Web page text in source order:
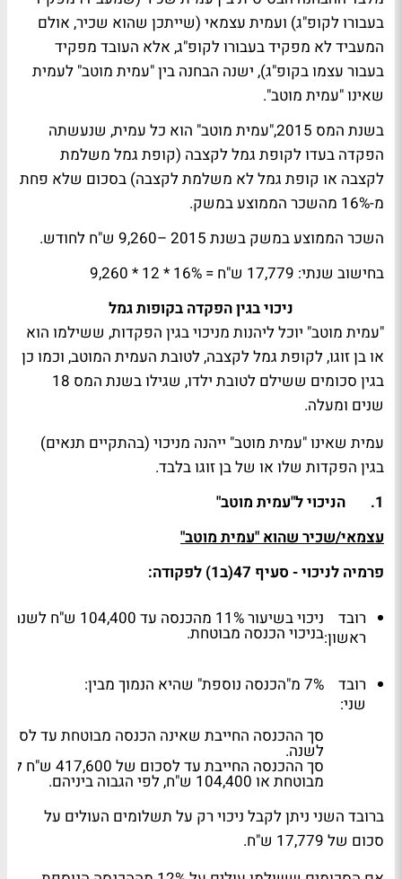
בעבורו לקופ"ג) ועמית עצמאי (שייתכן שהוא שכיר, אולם
המעביד לא מפקיד בעבורו לקופ"ג, אלא העובד מפקיד
בעבור עצמו בקופ"ג), ישנה הבחנה בין "עמית מוטב" לעמית
שאינו "עמית מוטב".
בשנת המס 2015,"עמית מוטב" הוא כל עמית, שנעשתה
הפקדה בעדו לקופת גמל לקצבה (קופת גמל משלמת
לקצבה או קופת גמל לא משלמת לקצבה) בסכום שלא פחת
מ-16% מהשכר הממוצע במשק.
השכר הממוצע במשק בשנת 2015 –9,260 ש"ח לחודש.
בחישוב שנתי: 17,779 ש"ח = 16% * 12 * 9,260
ניכוי בגין הפקדה בקופות גמל
"עמית מוטב" יוכל ליהנות מניכוי בגין הפקדות, ששילמו הוא
או בן זוגו, לקופת גמל לקצבה, לטובת העמית המוטב, וכמו כן
בגין סכומים ששילם לטובת ילדו, שגילו בשנת המס 18
שנים ומעלה.
עמית שאינו "עמית מוטב" ייהנה מניכוי (בהתקיים תנאים)
בגין הפקדות שלו או של בן זוגו בלבד.
1. הניכוי ל"עמית מוטב"
עצמאי/שכיר שהוא "עמית מוטב"
פרמיה לניכוי - סעיף 47(ב1) לפקודה:
רובד
ראשון:בניכוי הכנסה מבוטחת.
רובד
שני:
7% מ"הכנסה נוספת" שהיא הנמוך מבין:
לשנה.
סך ההכנסה החייבת
מבוטחת או 104,400 ש"ח, לפי הגבוה ביניהם.
ברובד השני ניתן לקבל ניכוי רק על תשלומים העולים על
סכום של 17,779 ש"ח.